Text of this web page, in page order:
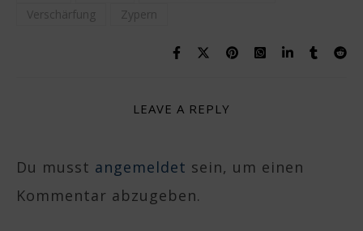
Verschärfung
Zypern
LEAVE A REPLY
Du musst angemeldet sein, um einen
Kommentar abzugeben.